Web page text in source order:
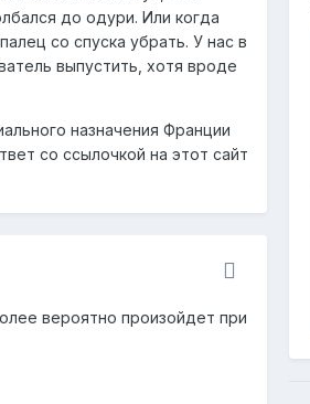
до одури. Или когда
со спуска убрать. У нас в
выпустить, хотя вроде
назначения Франции
со ссылочкой на этот сайт
вероятно произойдет при